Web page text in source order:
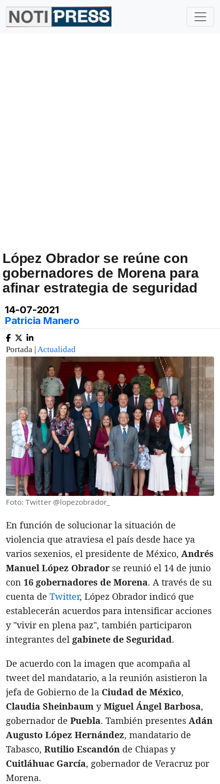
López Obrador se reúne con
gobernadores de Morena para
afinar estrategia de seguridad
14-07-2021
Patricia Manero
Portada |Actualidad
Foto: Twitter @lopezobrador_
En función de solucionar la situación de
violencia que atraviesa el país desde hace ya
varios sexenios, el presidente de México, Andrés
Manuel López Obrador se reunió el 14 de junio
con 16 gobernadores de Morena. A través de su
cuenta de Twitter, López Obrador indicó que
establecerán acuerdos para intensificar acciones
y "vivir en plena paz", también participaron
integrantes del gabinete de Seguridad.
De acuerdo con la imagen que acompaña al
tweet del mandatario, a la reunión asistieron la
jefa de Gobierno de la Ciudad de México,
Claudia Sheinbaum yMiguel Ángel Barbosa,
gobernador de Puebla. También presentes Adán
Augusto López Hernández, mandatario de
Tabasco, Rutilio Escandón de Chiapas y
Cuitláhuac García, gobernador de Veracruz por
Morena.